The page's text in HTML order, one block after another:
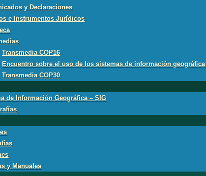
y Declaraciones
e Instrumentos Jurídicos
Transmedia COP16
Encuentro sobre el uso de los sistemas de información geográfica
Transmedia COP30
de Información Geográfica – SIG
y Manuales